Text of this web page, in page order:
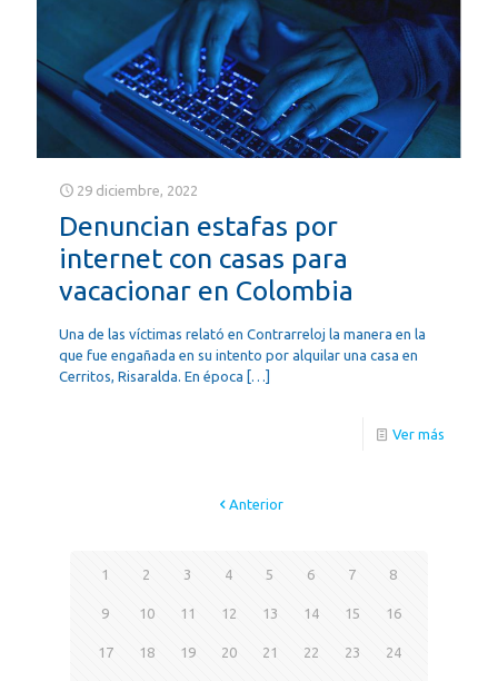
29 diciembre, 2022
Denuncian estafas por
internet con casas para
vacacionar en Colombia
Una de las víctimas relató en Contrarreloj la manera en la
que fue engañada en su intento por alquilar una casa en
Cerritos, Risaralda. En época […]
Ver más
Anterior
1 2 3 4 5 6 7 8
9 10 11 12 13 14 15 16
17 18 19 20 21 22 23 24